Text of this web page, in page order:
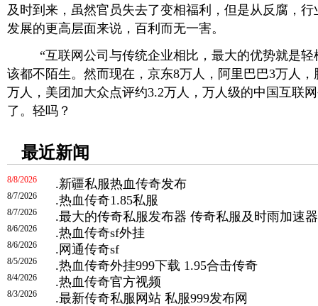
及时到来，虽然官员失去了变相福利，但是从反腐，
发展的更高层面来说，百利而无一害。
“互联网公司与传统企业相比，最大的优势就是轻
该都不陌生。然而现在，京东8万人，阿里巴巴3万人，
万人，美团加大众点评约3.2万人，万人级的中国互联
了。轻吗？
最近新闻
.新疆私服热血传奇发布
8/8/2026
.热血传奇1.85私服
8/7/2026
.最大的传奇私服发布器 传奇私服及时雨加速器
8/7/2026
.热血传奇sf外挂
8/6/2026
. 网通传奇sf
8/6/2026
.热血传奇外挂999下载 1.95合击传奇
8/5/2026
.热血传奇官方视频
8/4/2026
.最新传奇私服网站 私服999发布网
8/3/2026